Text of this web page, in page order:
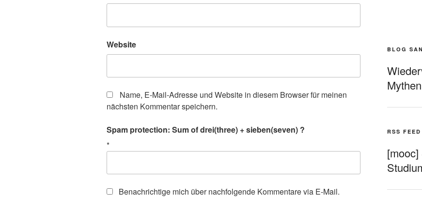
Website
Name, E-Mail-Adresse und Website in diesem Browser für meinen
nächsten Kommentar speichern.
Spam protection: Sum of drei(three) + sieben(seven) ?
*
Benachrichtige mich über nachfolgende Kommentare via E-Mail.
BLOG
RSS FEED